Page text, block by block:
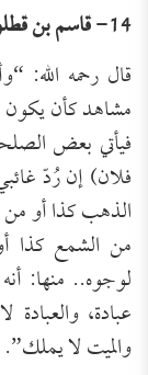
14- قاسم بن قطلوبغا (879هـ):
قال رحمه الله:
مشاهد كأن
فيأتي بعض
فلان) إن رُدّ
الذهب كذا أو من
من الشمع كذا
لوجوه.. منها:
عبادة،
والميت لا يملك”.